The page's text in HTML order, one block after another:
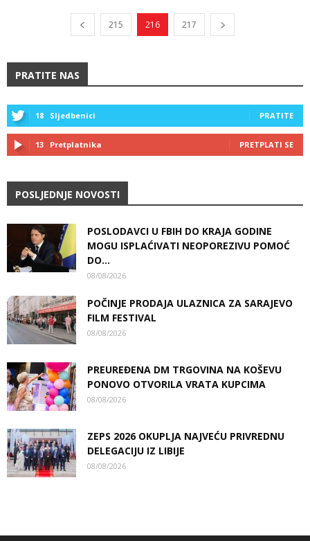
215 216 217
PRATITE NAS
18 Sljedbenici PRATITE
13 Pretplatnika PRETPLATI SE
POSLJEDNJE NOVOSTI
POSLODAVCI U FBIH DO KRAJA GODINE
MOGU ISPLAĆIVATI NEOPOREZIVU POMOĆ
DO...
08/08/2026
POČINJE PRODAJA ULAZNICA ZA SARAJEVO
FILM FESTIVAL
08/08/2026
PREUREĐENA DM TRGOVINA NA KOŠEVU
PONOVO OTVORILA VRATA KUPCIMA
08/08/2026
ZEPS 2026 OKUPLJA NAJVEĆU PRIVREDNU
DELEGACIJU IZ LIBIJE
08/08/2026